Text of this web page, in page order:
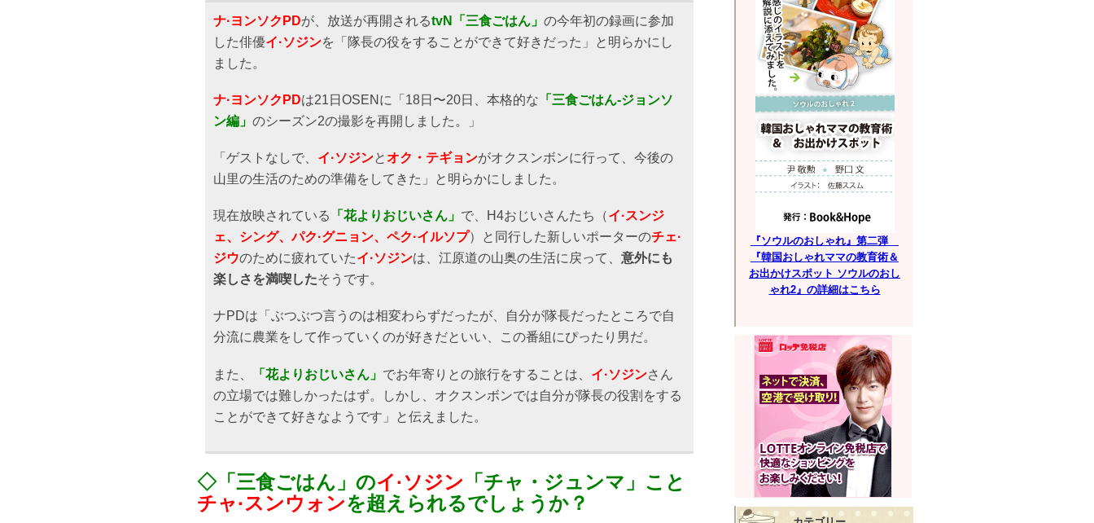
ナ·ヨンソクPDが、放送が再開されるtvN「三食ごはん」 の今年初の録画に参加
した俳優イ·ソジンを「隊長の役をすることができて好きだった」と明らかにし
ました。
ナ·ヨンソクPDは21日OSENに「18日〜20日、本格的な 「三食ごはん-ジョンソ
ン編」 のシーズン2の撮影を再開しました。」
「ゲストなしで、 イ·ソジンと オク・テギョンがオクスンボンに行って、今後の
山里の生活のための準備をしてきた」と明らかにしました。
現在放映されている 「花よりおじいさん」 で、H4おじいさんたち（イ·スンジ
ェ、シング、パク·グニョン、ペク·イルソプ）と同行した新しいポーターのチェ·
ジウのために疲れていたイ·ソジンは、江原道の山奥の生活に戻って、 意外にも
楽しさを満喫したそうです。
ナPDは「ぶつぶつ言うのは相変わらずだったが、自分が隊長だったところで自
分流に農業をして作っていくのが好きだといい、この番組にぴったり男だ。
また、 「花よりおじいさん」 でお年寄りとの旅行をすることは、 イ·ソジンさん
の立場では難しかったはず。しかし、オクスンボンでは自分が隊長の役割をする
ことができて好きなようです」と伝えました。
◇「三食ごはん」のイ·ソジン 「チャ・ジュンマ」こと
チャ·スンウォンを超えられるでしょうか？
『ソウルのおしゃれ』第二弾
『韓国おしゃれママの教育術＆
お出かけスポット ソウルのおし
ゃれ2』の詳細はこちら